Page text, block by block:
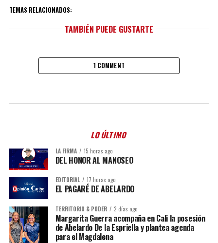
TEMAS RELACIONADOS:
TAMBIÉN PUEDE GUSTARTE
1 COMMENT
LO ÚLTIMO
LA FIRMA 15 horas ago
DEL HONOR AL MANOSEO
EDITORIAL 17 horas ago
EL PAGARÉ DE ABELARDO
TERRITORIO & PODER 2 días ago
Margarita Guerra acompaña en Cali la posesión
de Abelardo De la Espriella y plantea agenda
para el Magdalena